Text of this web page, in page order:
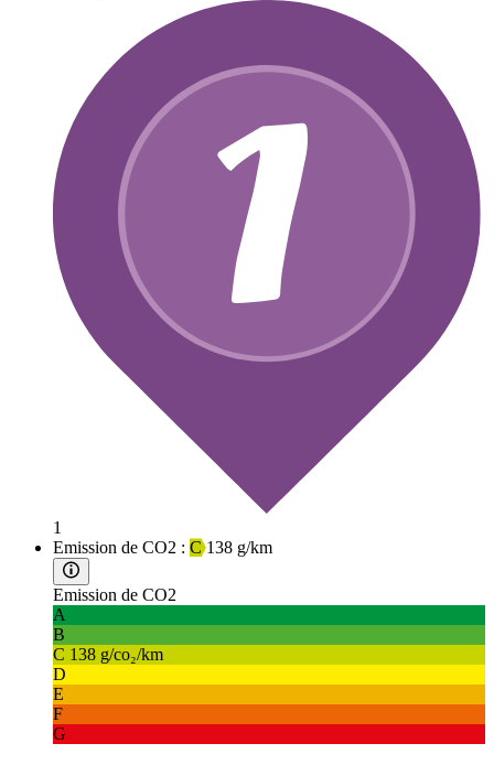
1
Emission de CO2 : C138 g/km
Emission de CO2
A
B
C 138 g/co₂/km
D
E
F
G